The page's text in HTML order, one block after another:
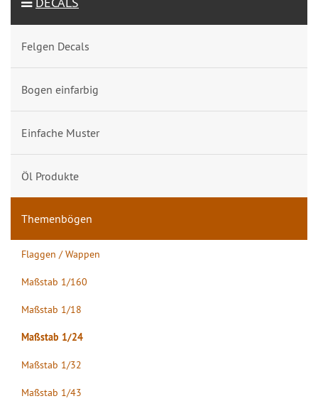
Felgen Decals
Bogen einfarbig
Einfache Muster
Öl Produkte
Themenbögen
Flaggen / Wappen
Maßstab 1/160
Maßstab 1/18
Maßstab 1/24
Maßstab 1/32
Maßstab 1/43